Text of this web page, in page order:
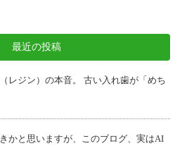
最近の投稿
レジン）の本音。 古い入れ歯が「めち
かと思いますが、このブログ、実はAI